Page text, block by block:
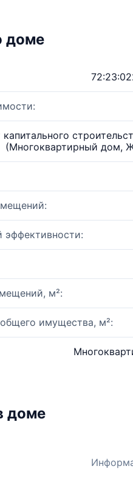
доме
капитального
(Многоквартирный дом,
эффективности:
м²:
имущества, м²:
доме